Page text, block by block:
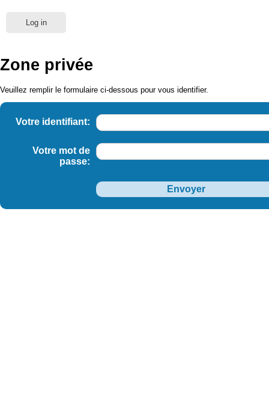
Log in
Zone privée
Veuillez remplir le formulaire ci-dessous pour vous identifier.
Votre identifiant:
Votre mot de
passe: